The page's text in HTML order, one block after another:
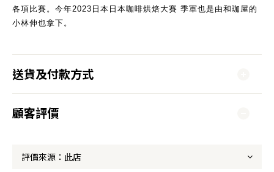
各項比賽。今年2023日本日本咖啡烘焙大賽 季軍也是由和珈屋的
小林伸也拿下。
送貨及付款方式
顧客評價